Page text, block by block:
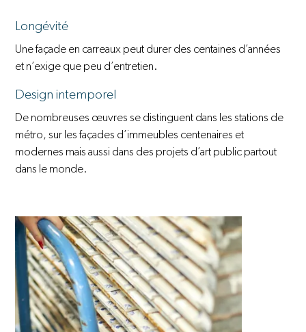
Longévité
Une façade en carreaux peut durer des centaines d’années
et n’exige que peu d’entretien.
Design intemporel
De nombreuses œuvres se distinguent dans les stations de
métro, sur les façades d’immeubles centenaires et
modernes mais aussi dans des projets d’art public partout
dans le monde.